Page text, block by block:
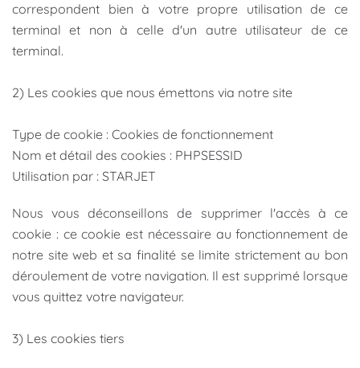
correspondent bien à votre propre utilisation de ce
terminal et non à celle d'un autre utilisateur de ce
terminal.
2) Les cookies que nous émettons via notre site
Type de cookie : Cookies de fonctionnement
Nom et détail des cookies : PHPSESSID
Utilisation par : STARJET
Nous vous déconseillons de supprimer l'accès à ce
cookie : ce cookie est nécessaire au fonctionnement de
notre site web et sa finalité se limite strictement au bon
déroulement de votre navigation. Il est supprimé lorsque
vous quittez votre navigateur.
3) Les cookies tiers